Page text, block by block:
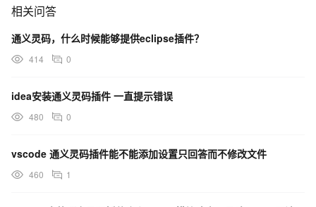
相关问答
通义灵码，什么时候能够提供eclipse插件？
414 0
idea安装通义灵码插件 一直提示错误
480 0
vscode 通义灵码插件能不能添加设置只回答而不修改文件
460 1